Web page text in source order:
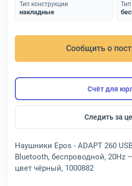
Тип конструкции
накладные
Сообщить о
Счёт для
Следить за
Наушники Epos - ADAPT 260
Bluetooth, беспроводной, 20Hz
цвет чёрный, 1000882